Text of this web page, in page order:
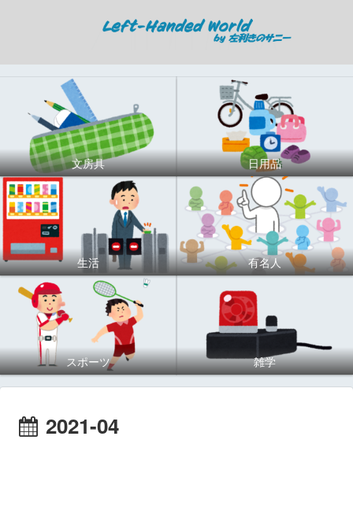
文房具 日用品
生活 有名人
スポーツ 雑学
2021-04